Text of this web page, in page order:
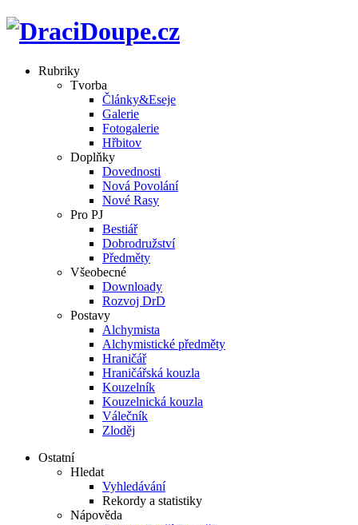
Rubriky
Tvorba
Články&Eseje
Galerie
Fotogalerie
Hřbitov
Doplňky
Dovednosti
Nová Povolání
Nové Rasy
Pro PJ
Bestiář
Dobrodružství
Předměty
Všeobecné
Downloady
Rozvoj DrD
Postavy
Alchymista
Alchymistické předměty
Hraničář
Hraničářská kouzla
Kouzelník
Kouzelnická kouzla
Válečník
Zloděj
Ostatní
Hledat
Vyhledávání
Rekordy a statistiky
Nápověda